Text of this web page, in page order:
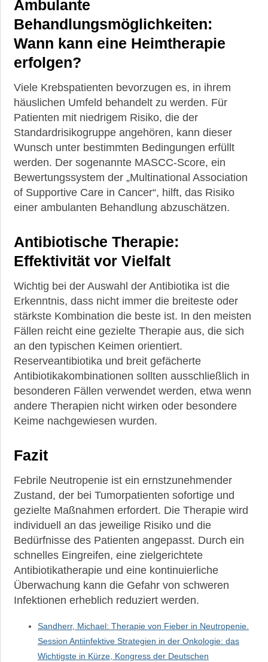
Ambulante
Behandlungsmöglichkeiten:
Wann kann eine Heimtherapie
erfolgen?
Viele Krebspatienten bevorzugen es, in ihrem
häuslichen Umfeld behandelt zu werden. Für
Patienten mit niedrigem Risiko, die der
Standardrisikogruppe angehören, kann dieser
Wunsch unter bestimmten Bedingungen erfüllt
werden. Der sogenannte MASCC-Score, ein
Bewertungssystem der „Multinational Association
of Supportive Care in Cancer“, hilft, das Risiko
einer ambulanten Behandlung abzuschätzen.
Antibiotische Therapie:
Effektivität vor Vielfalt
Wichtig bei der Auswahl der Antibiotika ist die
Erkenntnis, dass nicht immer die breiteste oder
stärkste Kombination die beste ist. In den meisten
Fällen reicht eine gezielte Therapie aus, die sich
an den typischen Keimen orientiert.
Reserveantibiotika und breit gefächerte
Antibiotikakombinationen sollten ausschließlich in
besonderen Fällen verwendet werden, etwa wenn
andere Therapien nicht wirken oder besondere
Keime nachgewiesen wurden.
Fazit
Febrile Neutropenie ist ein ernstzunehmender
Zustand, der bei Tumorpatienten sofortige und
gezielte Maßnahmen erfordert. Die Therapie wird
individuell an das jeweilige Risiko und die
Bedürfnisse des Patienten angepasst. Durch ein
schnelles Eingreifen, eine zielgerichtete
Antibiotikatherapie und eine kontinuierliche
Überwachung kann die Gefahr von schweren
Infektionen erheblich reduziert werden.
Sandherr, Michael: Therapie von Fieber in Neutropenie.
Session Antiinfektive Strategien in der Onkologie: das
Wichtigste in Kürze, Kongress der Deutschen